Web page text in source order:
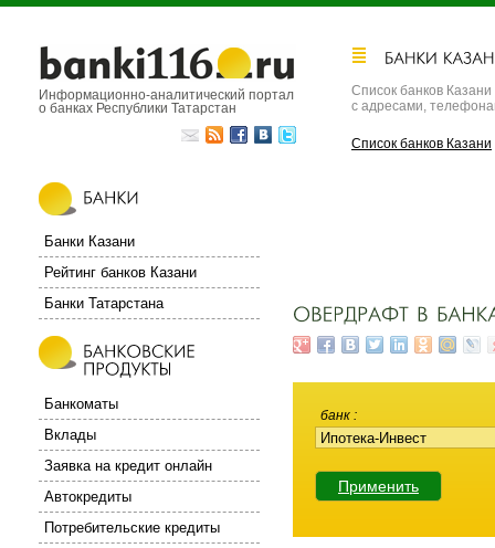
банк
Информационно-аналитический портал
о банках Республики Татарстан
Список банков Казани
с адресами,
Список банков Казани
Банки Казани
Рейтинг банков Казани
Банки Татарстана
Банкоматы
Вклады
Заявка на кредит онлайн
Автокредиты
Потребительские кредиты